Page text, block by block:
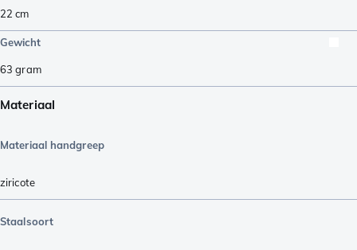
22 cm
Gewicht
63 gram
Materiaal
Materiaal handgreep
ziricote
Staalsoort